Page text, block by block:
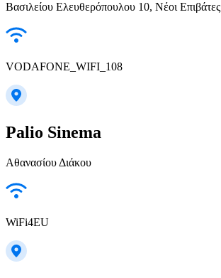
Βασιλείου Ελευθερόπουλου 10, Νέοι Επιβάτες
VODAFONE_WIFI_108
Palio Sinema
Αθανασίου Διάκου
WiFi4EU